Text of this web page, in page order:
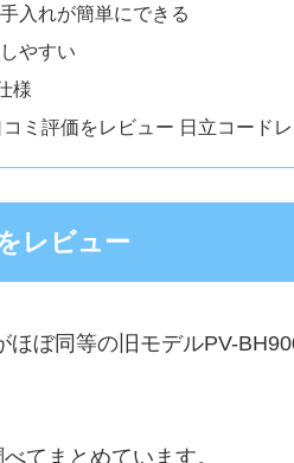
入れが簡単にできる
やすい
様
ミ評価をレビュー 日立コード
レビュー
ぼ同等の旧モデルPV-
てまとめています。